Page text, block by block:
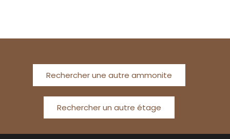
Rechercher une autre ammonite
Rechercher un autre étage